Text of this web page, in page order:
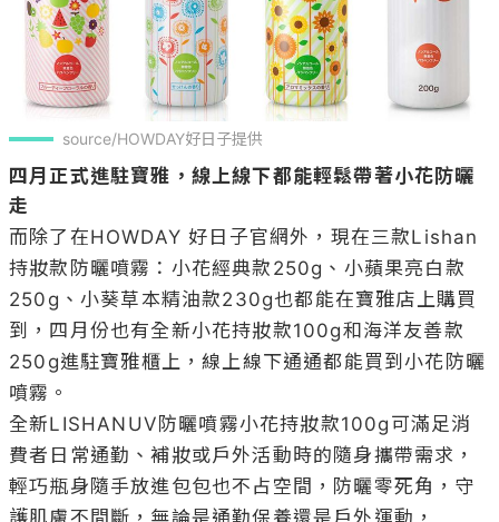
source/HOWDAY好日子提供
四月正式進駐寶雅，線上線下都能輕鬆帶著小花防曬
走
而除了在HOWDAY 好日子官網外，現在三款Lishan
持妝款防曬噴霧：小花經典款250g、小蘋果亮白款
250g、小葵草本精油款230g也都能在寶雅店上購買
到，四月份也有全新小花持妝款100g和海洋友善款
250g進駐寶雅櫃上，線上線下通通都能買到小花防曬
噴霧。
全新LISHANUV防曬噴霧小花持妝款100g可滿足消
費者日常通勤、補妝或戶外活動時的隨身攜帶需求，
輕巧瓶身隨手放進包包也不占空間，防曬零死角，守